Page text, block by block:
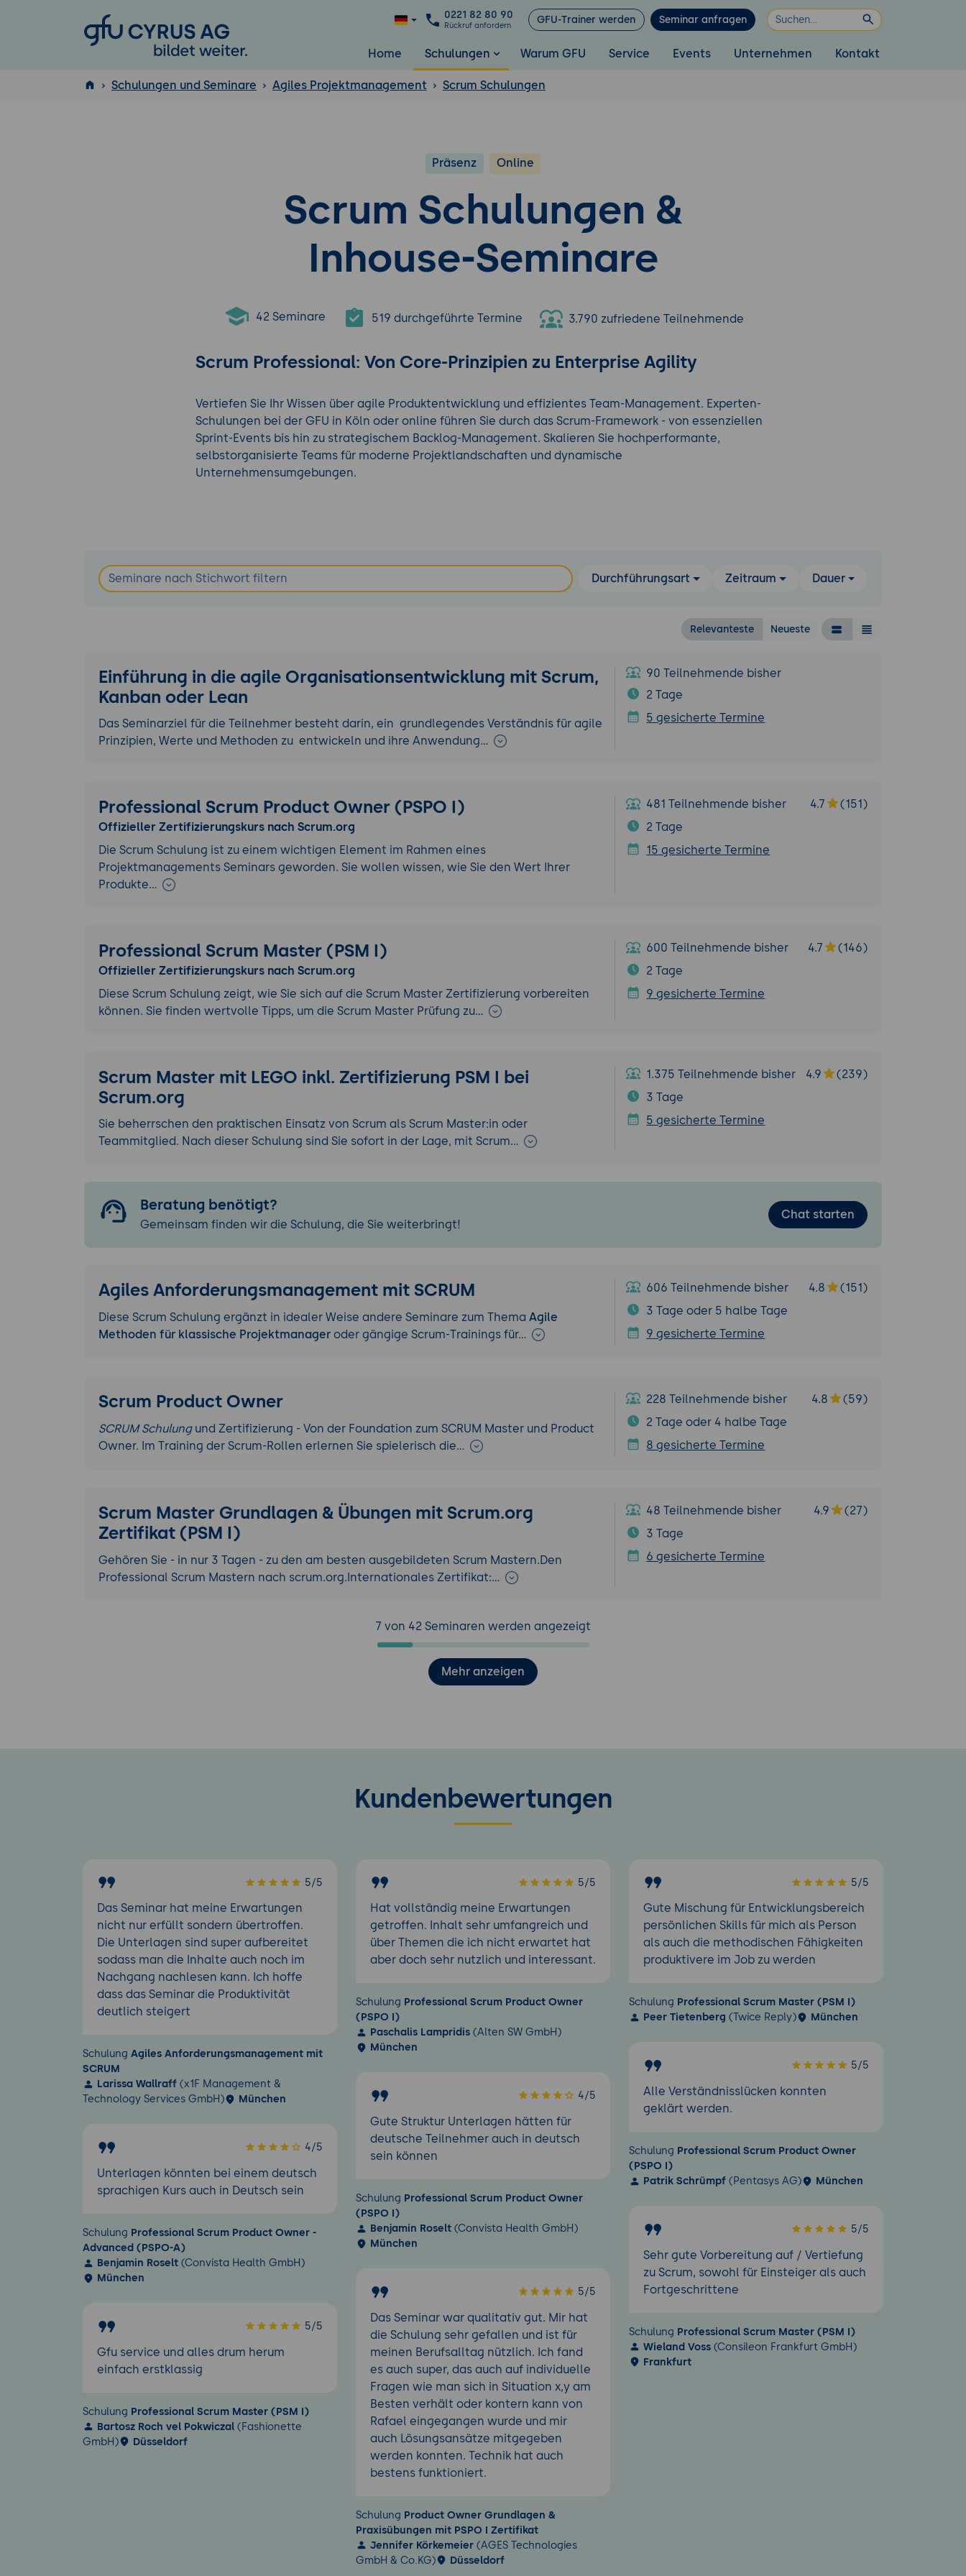
GFU Cyrus AG
0221 82 80 90
Rückruf anfordern GFU-Trainer werden Seminar anfragen
Home Schulungen Warum GFU Service Events Unternehmen Kontakt
Schulungen und Seminare Agiles Projektmanagement Scrum Schulungen
Präsenz Online
Scrum Schulungen &
Inhouse-Seminare
42 Seminare 519 durchgeführte Termine 3.790 zufriedene Teilnehmende
Scrum Professional: Von Core-Prinzipien zu Enterprise Agility
Vertiefen Sie Ihr Wissen über agile Produktentwicklung und effizientes Team-Management. Experten-
Schulungen bei der GFU in Köln oder online führen Sie durch das Scrum-Framework - von essenziellen
Sprint-Events bis hin zu strategischem Backlog-Management. Skalieren Sie hochperformante,
selbstorganisierte Teams für moderne Projektlandschaften und dynamische
Unternehmensumgebungen.
Durchführungsart Zeitraum Dauer
Relevanteste Neueste
Einführung in die agile Organisationsentwicklung mit Scrum,
Kanban oder Lean
Das Seminarziel für die Teilnehmer besteht darin, ein grundlegendes Verständnis für agile
Prinzipien, Werte und Methoden zu entwickeln und ihre Anwendung…
90 Teilnehmende bisher
2 Tage
5 gesicherte Termine
Professional Scrum Product Owner (PSPO I)
Offizieller Zertifizierungskurs nach Scrum.org
Die Scrum Schulung ist zu einem wichtigen Element im Rahmen eines
Projektmanagements Seminars geworden. Sie wollen wissen, wie Sie den Wert Ihrer
Produkte…
481 Teilnehmende bisher 4.7
(151)
2 Tage
15 gesicherte Termine
Professional Scrum Master (PSM I)
Offizieller Zertifizierungskurs nach Scrum.org
Diese Scrum Schulung zeigt, wie Sie sich auf die Scrum Master Zertifizierung vorbereiten
können. Sie finden wertvolle Tipps, um die Scrum Master Prüfung zu…
600 Teilnehmende bisher 4.7
(146)
2 Tage
9 gesicherte Termine
Scrum Master mit LEGO inkl. Zertifizierung PSM I bei
Scrum.org
Sie beherrschen den praktischen Einsatz von Scrum als Scrum Master:in oder
Teammitglied. Nach dieser Schulung sind Sie sofort in der Lage, mit Scrum…
1.375 Teilnehmende bisher 4.9
(239)
3 Tage
5 gesicherte Termine
Beratung benötigt?
Gemeinsam finden wir die Schulung, die Sie weiterbringt!
Chat starten
Agiles Anforderungsmanagement mit SCRUM
Diese Scrum Schulung ergänzt in idealer Weise andere Seminare zum Thema Agile
Methoden für klassische Projektmanager oder gängige Scrum-Trainings für…
606 Teilnehmende bisher 4.8
(151)
3 Tage oder 5 halbe Tage
9 gesicherte Termine
Scrum Product Owner
SCRUM Schulungund Zertifizierung - Von der Foundation zum SCRUM Master und Product
Owner. Im Training der Scrum-Rollen erlernen Sie spielerisch die…
228 Teilnehmende bisher 4.8
(59)
2 Tage oder 4 halbe Tage
8 gesicherte Termine
Scrum Master Grundlagen & Übungen mit Scrum.org
Zertifikat (PSM I)
Gehören Sie - in nur 3 Tagen - zu den am besten ausgebildeten Scrum Mastern.Den
Professional Scrum Mastern nach scrum.org.Internationales Zertifikat:…
48 Teilnehmende bisher 4.9
(27)
3 Tage
6 gesicherte Termine
7 von 42 Seminaren werden angezeigt
Mehr anzeigen
Kundenbewertungen
5/5
Das Seminar hat meine Erwartungen
nicht nur erfüllt sondern übertroffen.
Die Unterlagen sind super aufbereitet
sodass man die Inhalte auch noch im
Nachgang nachlesen kann. Ich hoffe
dass das Seminar die Produktivität
deutlich steigert
Schulung Agiles Anforderungsmanagement mit
SCRUM
Larissa Wallraff (x1F Management &
Technology Services GmbH)
München
4/5
Unterlagen könnten bei einem deutsch
sprachigen Kurs auch in Deutsch sein
Schulung Professional Scrum Product Owner -
Advanced (PSPO-A)
Benjamin Roselt (Convista Health GmbH)
München
5/5
Gfu service und alles drum herum
einfach erstklassig
Schulung Professional Scrum Master (PSM I)
Bartosz Roch vel Pokwiczal (Fashionette
GmbH)
Düsseldorf
5/5
Hat vollständig meine Erwartungen
getroffen. Inhalt sehr umfangreich und
über Themen die ich nicht erwartet hat
aber doch sehr nutzlich und interessant.
Schulung Professional Scrum Product Owner
(PSPO I)
Paschalis Lampridis (Alten SW GmbH)
München
4/5
Gute Struktur Unterlagen hätten für
deutsche Teilnehmer auch in deutsch
sein können
Schulung Professional Scrum Product Owner
(PSPO I)
Benjamin Roselt (Convista Health GmbH)
München
5/5
Das Seminar war qualitativ gut. Mir hat
die Schulung sehr gefallen und ist für
meinen Berufsalltag nützlich. Ich fand
es auch super, das auch auf individuelle
Fragen wie man sich in Situation x,y am
Besten verhält oder kontern kann von
Rafael eingegangen wurde und mir
auch Lösungsansätze mitgegeben
werden konnten. Technik hat auch
bestens funktioniert.
Schulung Product Owner Grundlagen &
Praxisübungen mit PSPO I Zertifikat
Jennifer Körkemeier (AGES Technologies
GmbH & Co.KG)
Düsseldorf
5/5
Gute Mischung für Entwicklungsbereich
persönlichen Skills für mich als Person
als auch die methodischen Fähigkeiten
produktivere im Job zu werden
Schulung Professional Scrum Master (PSM I)
Peer Tietenberg (Twice Reply) München
5/5
Alle Verständnisslücken konnten
geklärt werden.
Schulung Professional Scrum Product Owner
(PSPO I)
Patrik Schrümpf (Pentasys AG) München
5/5
Sehr gute Vorbereitung auf / Vertiefung
zu Scrum, sowohl für Einsteiger als auch
Fortgeschrittene
Schulung Professional Scrum Master (PSM I)
Wieland Voss (Consileon Frankfurt GmbH)
Frankfurt